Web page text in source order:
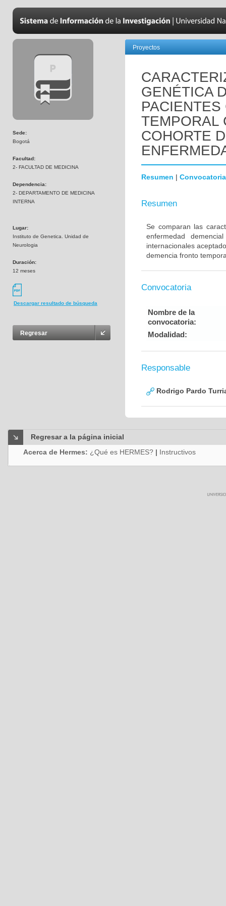
Sede:
Bogotá
Facultad:
2- FACULTAD DE MEDICINA
Dependencia:
2- DEPARTAMENTO DE MEDICINA
INTERNA
Lugar:
Instituto de Genetica. Unidad de
Neurologia
Duración:
12 meses
Descargar resultado de búsqueda
Regresar
Proyectos
GENÉTICA
TEMPORAL
COHORTE
Resumen | Convocatoria
Resumen
Se comparan las
enfermedad
internacionales
demencia fronto
Convocatoria
Nombre de la
convocatoria:
Modalidad:
Responsable
Rodrigo Pardo
Regresar a la página inicial
Acerca de Hermes: ¿Qué es HERMES? | Instructivos